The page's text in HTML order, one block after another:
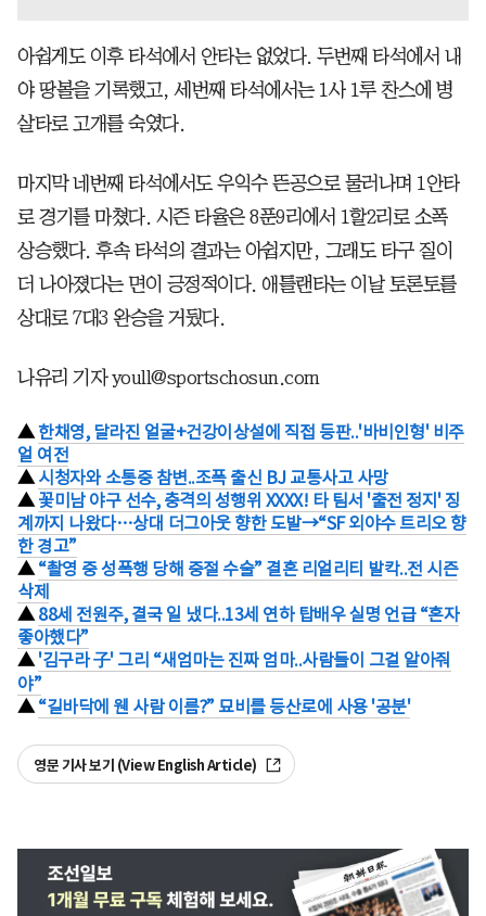
아쉽게도 이후 타석에서 안타는 없었다. 두번째 타석에서 내
야 땅볼을 기록했고, 세번째 타석에서는 1사 1루 찬스에 병
살타로 고개를 숙였다.
마지막 네번째 타석에서도 우익수 뜬공으로 물러나며 1안타
로 경기를 마쳤다. 시즌 타율은 8푼9리에서 1할2리로 소폭
상승했다. 후속 타석의 결과는 아쉽지만, 그래도 타구 질이
더 나아졌다는 면이 긍정적이다. 애틀랜타는 이날 토론토를
상대로 7대3 완승을 거뒀다.
나유리 기자 youll@sportschosun.com
▲한채영, 달라진 얼굴+건강이상설에 직접 등판..'바비인형' 비주
얼 여전
▲시청자와 소통중 참변..조폭 출신 BJ 교통사고 사망
▲꽃미남 야구 선수, 충격의 성행위 XXXX! 타 팀서 '출전 정지' 징
계까지 나왔다…상대 더그아웃 향한 도발→“SF 외야수 트리오 향
한 경고”
▲“촬영 중 성폭행 당해 중절 수술” 결혼 리얼리티 발칵..전 시즌
삭제
▲88세 전원주, 결국 일 냈다..13세 연하 탑배우 실명 언급 “혼자
좋아했다”
▲'김구라 子' 그리 “새엄마는 진짜 엄마..사람들이 그걸 알아줘
야”
▲“길바닥에 웬 사람 이름?” 묘비를 등산로에 사용 '공분'
영문 기사 보기 (View English Article)